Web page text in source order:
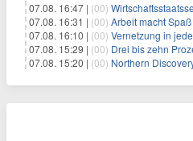
07.08. 16:47 | (00) Wirtschaftsstaatssekretär Thomas
07.08. 16:31 | (00) Arbeit macht
07.08. 16:10 | (00) Vernetzung in jeder
07.08. 15:29 | (00) Drei bis zehn Prozent, so
07.08. 15:20 | (00) Northern Discovery Metals gibt die